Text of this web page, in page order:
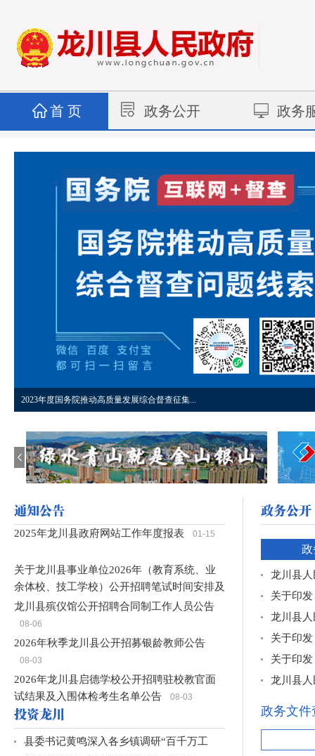
首 页 政务公开 政务
2023年度国务院推动高质量发展综合督查征集...
树立和践行正确政绩观
深入学习贯彻党的二十届四中全会精神为基本实现...
中国共产党第二十届中央委员会第四次全体会议公...
影响营商环境建设问题线索征集
2023年度国务院推动高质量发展综合督查征集...
2025年龙川县政府网站工作年度报表 01-15
关于龙川县事业单位2026年（教育系统、业
余体校、技工学校）公开招聘笔试时间安排及
龙川县殡仪馆公开招聘合同制工作人员公告
2026年秋季龙川县公开招募银龄教师公告
2026年龙川县启德学校公开招聘驻校教官面
试结果及入围体检考生名单公告
河源市2026年事业单位公开招聘工作人员
（龙川县岗位）面试资格递补相关事项公告
08-03
关于河源市2026年事业单位公开招聘工作人
县委书记黄鸣深入各乡镇调研“百千万工
政
龙川县
关于印
龙川县
关于印
关于印
龙川县
政务文件
办事服务